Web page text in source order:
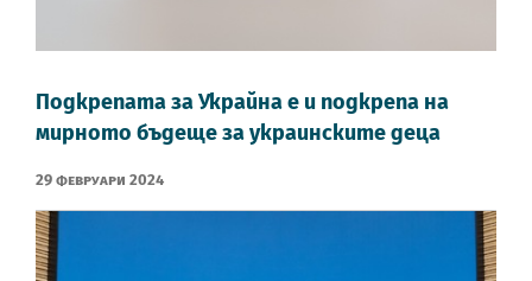
Подкрепата за Украйна е и подкрепа на
мирното бъдеще за украинските деца
29 Февруари 2024